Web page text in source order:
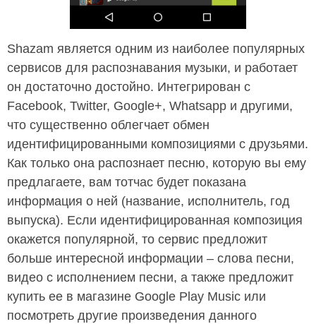
Shazam является одним из наиболее популярных
сервисов для распознавания музыки, и работает
он достаточно достойно. Интегрирован с
Facebook, Twitter, Google+, Whatsapp и другими,
что существенно облегчает обмен
идентифицированными композициями с друзьями.
Как только она распознает песню, которую вы ему
предлагаете, вам тотчас будет показана
информация о ней (название, исполнитель, год
выпуска). Если идентифицированная композиция
окажется популярной, то сервис предложит
больше интересной информации – слова песни,
видео с исполнением песни, а также предложит
купить ее в магазине Google Play Music или
посмотреть другие произведения данного